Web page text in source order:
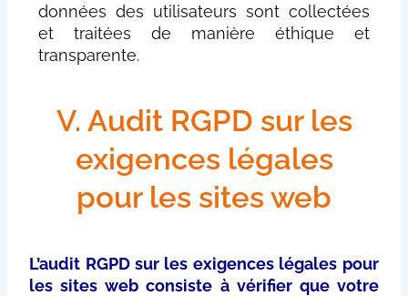
données des utilisateurs sont collectées
et traitées de manière éthique et
transparente.
V. Audit RGPD sur les
exigences légales
pour les sites web
L’audit RGPD sur les exigences légales pour
les sites web consiste à vérifier que votre